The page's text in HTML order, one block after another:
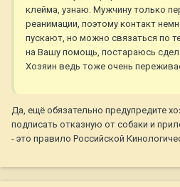
клейма, узнаю. Мужчину только
реанимации, поэтому контакт
пускают, но можно связаться по
на Вашу помощь, постараюсь
Хозяин ведь тоже очень
Да, ещё обязательно предупредите
подписать отказную от собаки и
- это правило Российской